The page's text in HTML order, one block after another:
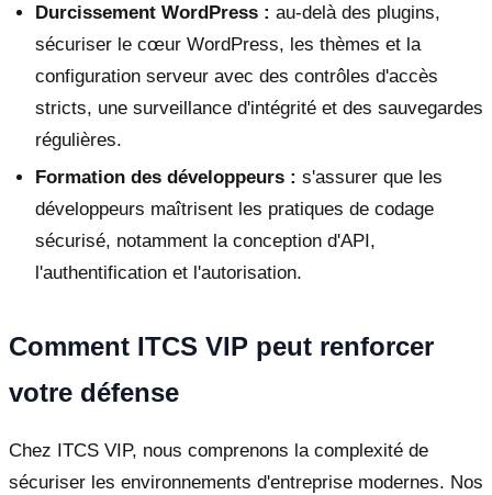
Durcissement WordPress : au-delà des plugins,
sécuriser le cœur WordPress, les thèmes et la
configuration serveur avec des contrôles d'accès
stricts, une surveillance d'intégrité et des sauvegardes
régulières.
Formation des développeurs : s'assurer que les
développeurs maîtrisent les pratiques de codage
sécurisé, notamment la conception d'API,
l'authentification et l'autorisation.
Comment ITCS VIP peut renforcer
votre défense
Chez ITCS VIP, nous comprenons la complexité de
sécuriser les environnements d'entreprise modernes. Nos